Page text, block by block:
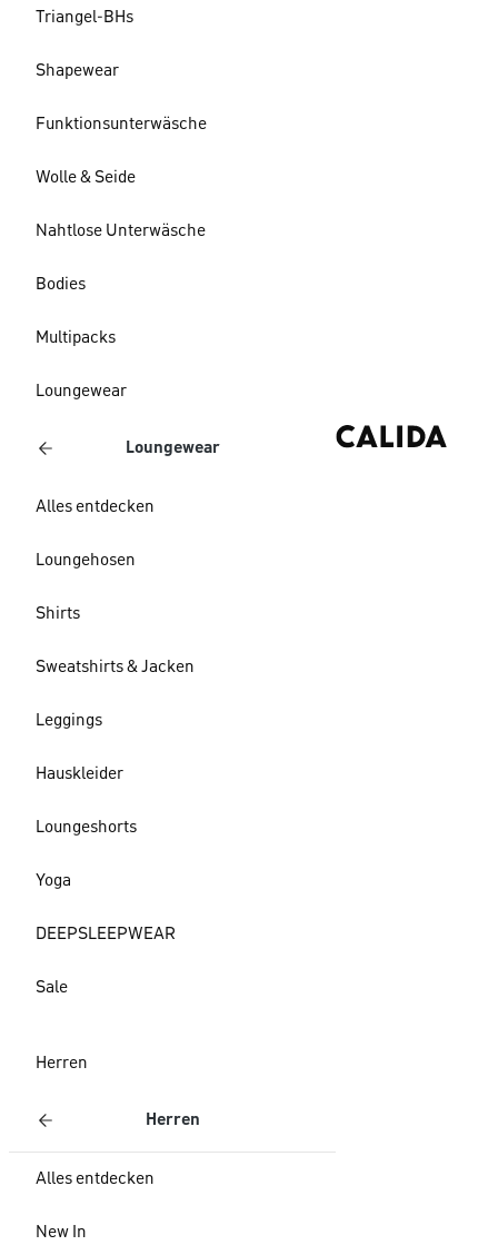
Triangel-BHs
Shapewear
Funktionsunterwäsche
Wolle & Seide
Nahtlose Unterwäsche
Bodies
Multipacks
Loungewear
Loungewear
Alles entdecken
Loungehosen
Shirts
Sweatshirts & Jacken
Leggings
Hauskleider
Loungeshorts
Yoga
DEEPSLEEPWEAR
Sale
Herren
Herren
Alles entdecken
New In